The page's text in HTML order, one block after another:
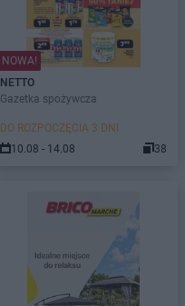
NOWA!
NETTO
Gazetka spożywcza
DO ROZPOCZĘCIA 3 DNI
10.08 - 14.08
38